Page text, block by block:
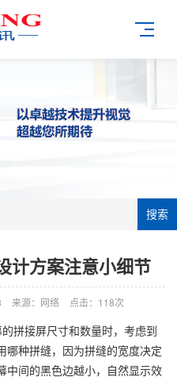
搜索
计方案注意小细节
来源：网络 点击：118次
拼接屏尺寸和数量时，考虑到
哪种拼缝，因为拼缝的宽度决定
中间的黑色边越小，自然显示效